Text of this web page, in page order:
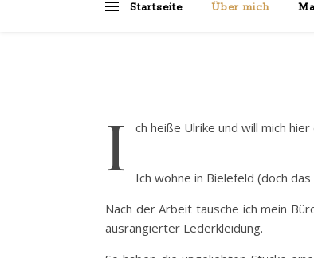
Startseite Über mich
I ch heiße Ulrike und will mich
Ich wohne in Bielefeld (doch
Nach der Arbeit tausche ich mein
ausrangierter Lederkleidung.